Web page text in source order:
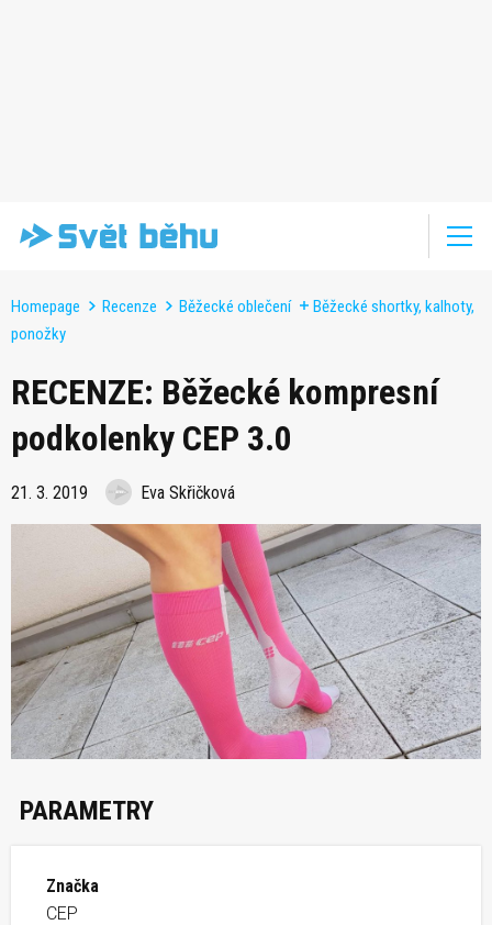
Homepage Recenze Běžecké oblečení
Běžecké shortky, kalhoty,
ponožky
RECENZE: Běžecké kompresní
podkolenky CEP 3.0
21. 3. 2019 Eva Skřičková
PARAMETRY
Značka
CEP